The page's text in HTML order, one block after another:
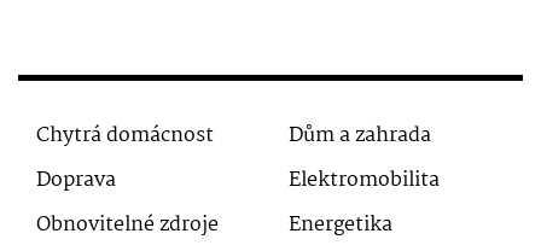
Chytrá domácnost
Dům a zahrada
Doprava
Elektromobilita
Obnovitelné zdroje
Energetika